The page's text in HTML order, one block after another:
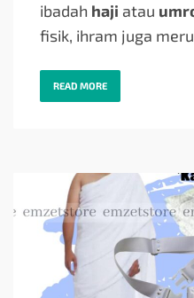
ibadah haji atau
fisik, ihram juga
READ MORE